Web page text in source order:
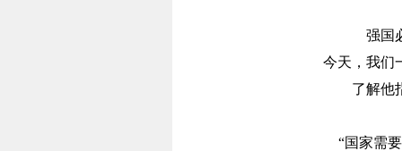
强国
今天，我们
了解他
“国家需